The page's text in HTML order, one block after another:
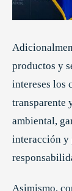
productos y
intereses los
transparente
ambiental,
interacción y
Asimismo,